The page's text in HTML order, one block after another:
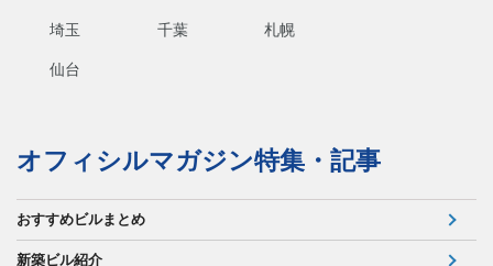
埼玉 千葉 札幌
仙台
オフィシルマガジン特集・記事
おすすめビルまとめ
新築ビル紹介